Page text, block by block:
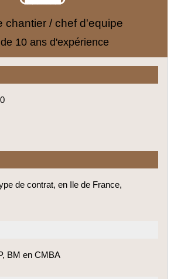
chantier / chef d'equipe
10 ans d'expérience
de contrat, en Ile de France,
BM en CMBA